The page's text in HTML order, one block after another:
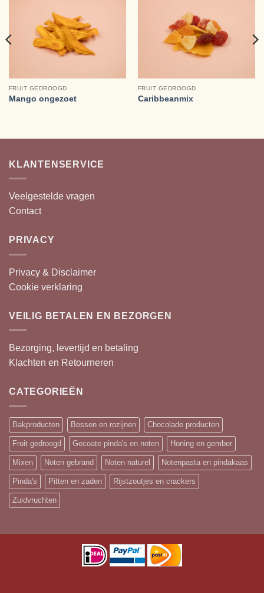
FRUIT GEDROOGD
Mango ongezoet
FRUIT GEDROOGD
Caribbeanmix
KLANTENSERVICE
Veelgestelde vragen
Contact
PRIVACY
Privacy & Disclaimer
Cookie verklaring
VEILIG BETALEN EN BEZORGEN
Bezorging, levertijd en betaling
Klachten en Retourneren
CATEGORIEËN
Bakproducten Bessen en rozijnen Chocolade producten
Fruit gedroogd Gecoate pinda's en noten Honing en gember
Mixen Noten gebrand Noten naturel Notenpasta en pindakaas
Pinda's Pitten en zaden Rijstzoutjes en crackers
Zuidvruchten